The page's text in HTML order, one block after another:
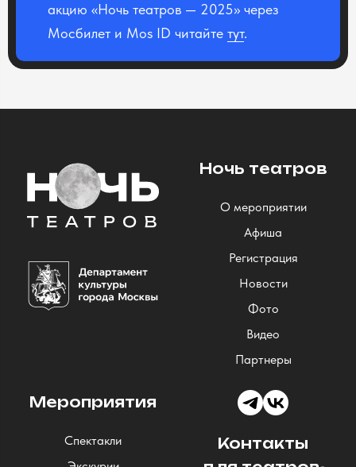
акцию «Ночь театров — 2025» через
Мосбилет и Mos ID читайте тут.
Ночь театров
О мероприятии
Афиша
Регистрация
Новости
Фото
Видео
Партнеры
Мероприятия
Спектакли
Контакты